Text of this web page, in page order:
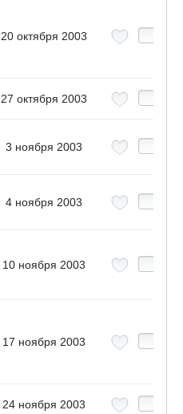
20 октября 2003
27 октября 2003
3 ноября 2003
4 ноября 2003
10 ноября 2003
17 ноября 2003
24 ноября 2003